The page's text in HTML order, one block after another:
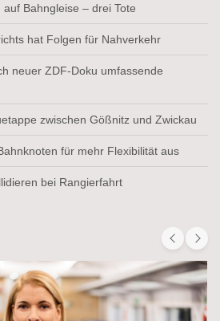
Bahngleise – drei Tote
hat Folgen für Nahverkehr
neuer ZDF-Doku umfassende
zwischen Gößnitz und Zwickau
für mehr Flexibilität aus
bei Rangierfahrt